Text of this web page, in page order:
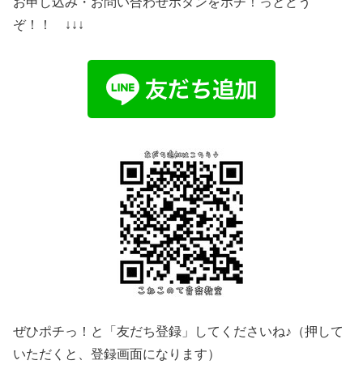
ぞ！！ ↓↓↓
ぜひポチっ！と「友だち登録」してくださいね♪（押して
いただくと、登録画面になります）